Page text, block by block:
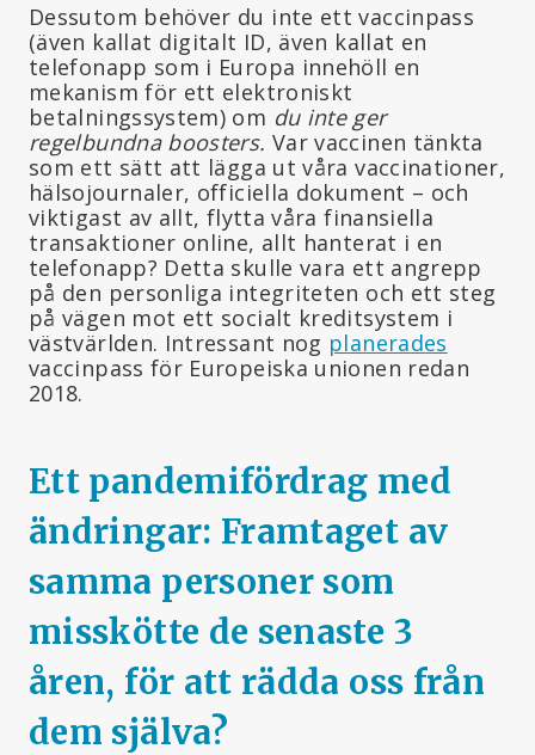
Dessutom behöver du inte ett vaccinpass
(även kallat digitalt ID, även kallat en
telefonapp som i Europa innehöll en
mekanism för ett elektroniskt
betalningssystem) om du inte ger
regelbundna boosters. Var vaccinen tänkta
som ett sätt att lägga ut våra vaccinationer,
hälsojournaler, officiella dokument – och
viktigast av allt, flytta våra finansiella
transaktioner online, allt hanterat i en
telefonapp? Detta skulle vara ett angrepp
på den personliga integriteten och ett steg
på vägen mot ett socialt kreditsystem i
västvärlden. Intressant nog planerades
vaccinpass för Europeiska unionen redan
2018.
Ett pandemifördrag med
ändringar: Framtaget av
samma personer som
misskötte de senaste 3
åren, för att rädda oss från
dem själva?